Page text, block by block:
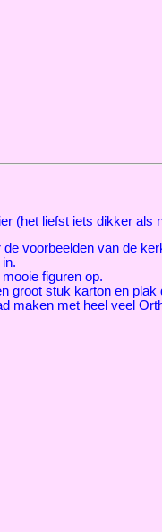
(het liefst iets dikker als
de voorbeelden van de
figuren op.
groot stuk karton en
maken met heel veel